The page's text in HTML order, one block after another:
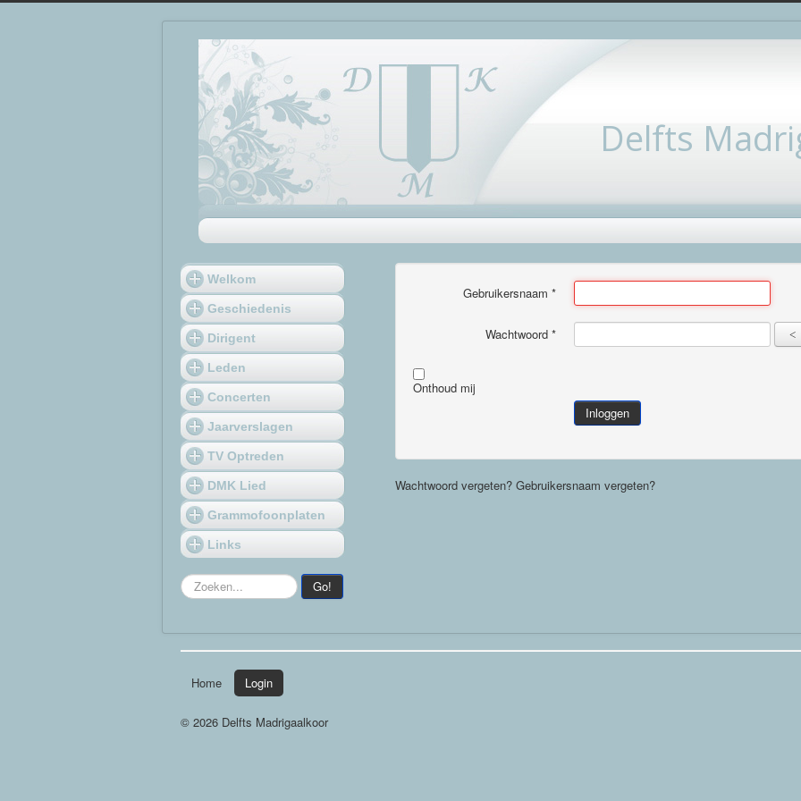
Delfts
Welkom
Geschiedenis
Dirigent
Leden
Concerten
Jaarverslagen
TV Optreden
DMK Lied
Grammofoonplaten
Links
Zoeken... Go!
Gebruikersnaam *
Wachtwoord *
Onthoud mij
Inloggen
Wachtwoord vergeten? Gebruikersnaam vergeten?
Home Login
© 2026 Delfts Madrigaalkoor